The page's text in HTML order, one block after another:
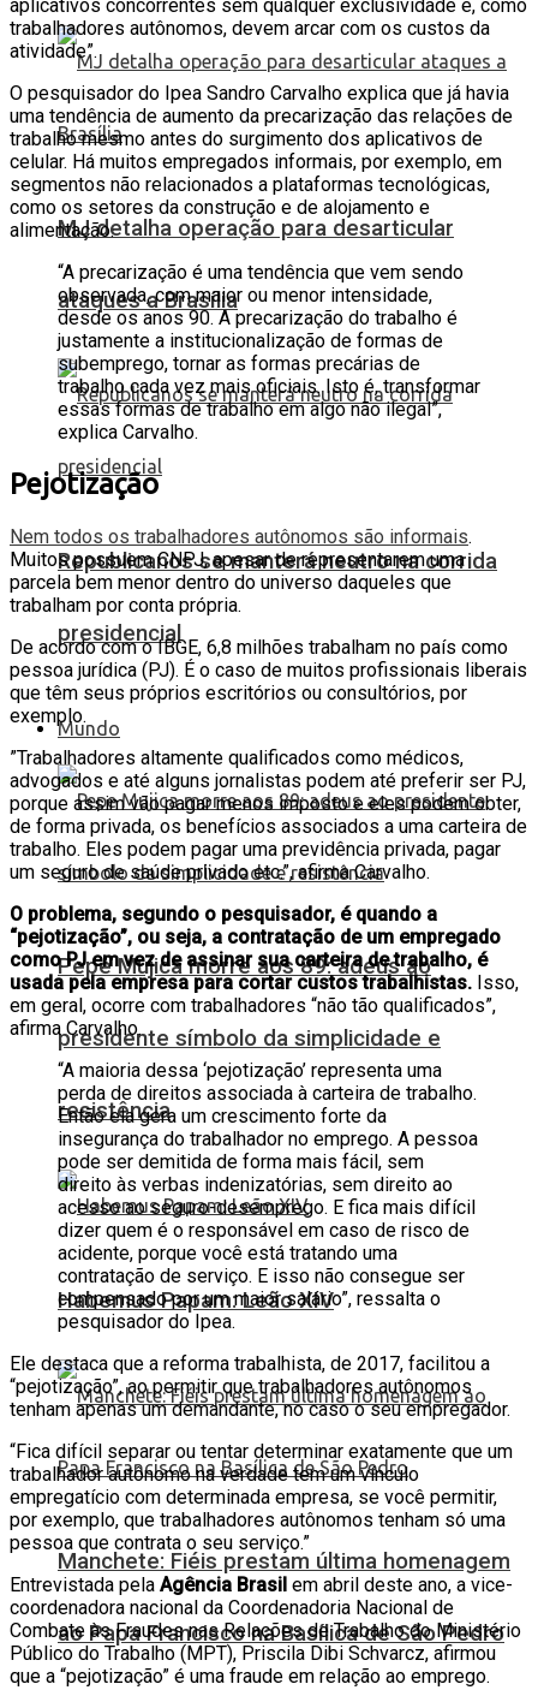
MJ detalha operação para desarticular
ataques a Brasília
Republicanos se manterá neutro na corrida
presidencial
Mundo
Pepe Mujica morre aos 89: adeus ao
presidente símbolo da simplicidade e
resistência
Habemus Papam: Leão XIV
Manchete: Fiéis prestam última homenagem
ao Papa Francisco na Basílica de São Pedro
aplicativos concorrentes sem qualquer exclusividade e, como
trabalhadores autônomos, devem arcar com os custos da
atividade”.
O pesquisador do Ipea Sandro Carvalho explica que já havia
uma tendência de aumento da precarização das relações de
trabalho mesmo antes do surgimento dos aplicativos de
celular. Há muitos empregados informais, por exemplo, em
segmentos não relacionados a plataformas tecnológicas,
como os setores da construção e de alojamento e
alimentação.
“A precarização é uma tendência que vem sendo
observada, com maior ou menor intensidade,
desde os anos 90. A precarização do trabalho é
justamente a institucionalização de formas de
subemprego, tornar as formas precárias de
trabalho cada vez mais oficiais. Isto é, transformar
essas formas de trabalho em algo não ilegal”,
explica Carvalho.
Pejotização
Nem todos os trabalhadores autônomos são informais.
Muitos possuem CNPJ, apesar de representarem uma
parcela bem menor dentro do universo daqueles que
trabalham por conta própria.
De acordo com o IBGE, 6,8 milhões trabalham no país como
pessoa jurídica (PJ). É o caso de muitos profissionais liberais
que têm seus próprios escritórios ou consultórios, por
exemplo.
”Trabalhadores altamente qualificados como médicos,
advogados e até alguns jornalistas podem até preferir ser PJ,
porque assim vão pagar menos imposto e eles podem obter,
de forma privada, os benefícios associados a uma carteira de
trabalho. Eles podem pagar uma previdência privada, pagar
um seguro de saúde privado etc.”, afirma Carvalho.
O problema, segundo o pesquisador, é quando a
“pejotização”, ou seja, a contratação de um empregado
como PJ em vez de assinar sua carteira de trabalho, é
usada pela empresa para cortar custos trabalhistas. Isso,
em geral, ocorre com trabalhadores “não tão qualificados”,
afirma Carvalho.
“A maioria dessa ‘pejotização’ representa uma
perda de direitos associada à carteira de trabalho.
Então ela gera um crescimento forte da
insegurança do trabalhador no emprego. A pessoa
pode ser demitida de forma mais fácil, sem
direito às verbas indenizatórias, sem direito ao
acesso ao seguro-desemprego. E fica mais difícil
dizer quem é o responsável em caso de risco de
acidente, porque você está tratando uma
contratação de serviço. E isso não consegue ser
compensado por um maior salário”, ressalta o
pesquisador do Ipea.
Ele destaca que a reforma trabalhista, de 2017, facilitou a
“pejotização”, ao permitir que trabalhadores autônomos
tenham apenas um demandante, no caso o seu empregador.
“Fica difícil separar ou tentar determinar exatamente que um
trabalhador autônomo na verdade tem um vínculo
empregatício com determinada empresa, se você permitir,
por exemplo, que trabalhadores autônomos tenham só uma
pessoa que contrata o seu serviço.”
Entrevistada pela Agência Brasil em abril deste ano, a vice-
coordenadora nacional da Coordenadoria Nacional de
Combate às Fraudes nas Relações de Trabalho do Ministério
Público do Trabalho (MPT), Priscila Dibi Schvarcz, afirmou
que a “pejotização” é uma fraude em relação ao emprego.